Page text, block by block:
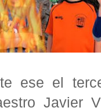
ese el
Javier